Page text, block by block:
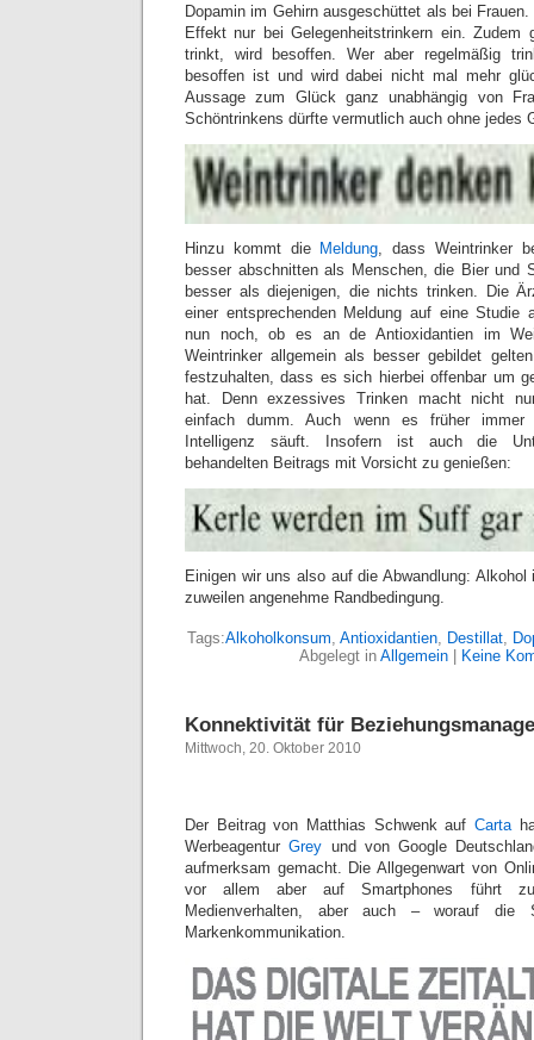
Dopamin im Gehirn ausgeschüttet als bei
Effekt nur bei Gelegenheitstrinkern ein.
trinkt, wird besoffen. Wer aber regelmäßig
besoffen ist und wird dabei nicht mal mehr
Aussage zum Glück ganz unabhängig von
Schöntrinkens dürfte vermutlich auch ohne jedes
Hinzu kommt die Meldung , dass Weintrinker
besser abschnitten als Menschen, die Bier und
besser als diejenigen, die nichts trinken. Die
einer entsprechenden Meldung auf eine Studie
nun noch, ob es an de Antioxidantien im
Weintrinker allgemein als besser gebildet
festzuhalten, dass es sich hierbei offenbar um
hat. Denn exzessives Trinken macht nicht
einfach dumm. Auch wenn es früher
Intelligenz säuft. Insofern ist auch die
behandelten Beitrags mit Vorsicht zu genießen:
Einigen wir uns also auf die Abwandlung:
zuweilen angenehme Randbedingung.
Tags:Alkoholkonsum Antioxidantien, Destillat,
Abgelegt in Allgemein Keine
Konnektivität für
Mittwoch, 20. Oktober 2010
Der Beitrag von Matthias Schwenk auf Carta
WerbeagenturGrey und von Google
aufmerksam gemacht. Die Allgegenwart von
vor allem aber auf Smartphones führt
Medienverhalten, aber auch – worauf
Markenkommunikation.